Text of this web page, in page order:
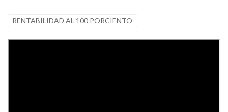
RENTABILIDAD AL 100 PORCIENTO